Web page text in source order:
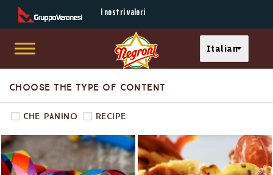
Skip to main content
Secondary Menu I nostri valori
Italian
Choose the type of content
Che Panino Recipe